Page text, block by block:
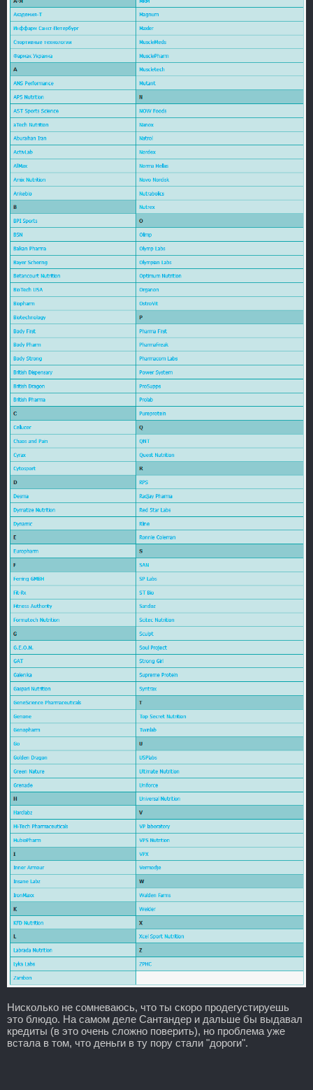
Нисколько не сомневаюсь, что ты скоро продегустируешь
это блюдо. На самом деле Сантандер и дальше бы выдавал
кредиты (в это очень сложно поверить), но проблема уже
встала в том, что деньги в ту пору стали "дороги".